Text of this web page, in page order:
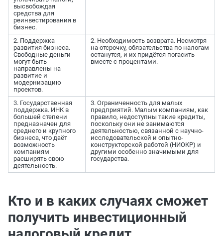
высвобождая
средства для
реинвестирования в
бизнес.
2. Поддержка
развития бизнеса.
Свободные деньги
могут быть
направлены на
развитие и
модернизацию
проектов.
2. Необходимость возврата. Несмотря
на отсрочку, обязательства по налогам
останутся, и их придётся погасить
вместе с процентами.
3. Государственная
поддержка. ИНК в
большей степени
предназначен для
среднего и крупного
бизнеса, что даёт
возможность
компаниям
расширять свою
деятельность.
3. Ограниченность для малых
предприятий. Малым компаниям, как
правило, недоступны такие кредиты,
поскольку они не занимаются
деятельностью, связанной с научно-
исследовательской и опытно-
конструкторской работой (НИОКР) и
другими особенно значимыми для
государства.
Кто и в каких случаях сможет
получить инвестиционный